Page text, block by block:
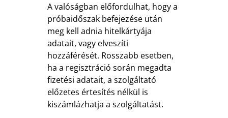
A valóságban előfordulhat, hogy a
próbaidőszak befejezése után
meg kell adnia hitelkártyája
adatait, vagy elveszíti
hozzáférését. Rosszabb esetben,
ha a regisztráció során megadta
fizetési adatait, a szolgáltató
előzetes értesítés nélkül is
kiszámlázhatja a szolgáltatást.